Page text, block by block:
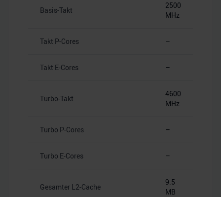
Basis-Takt
2500
MHz
Takt P-Cores –
Takt E-Cores –
Turbo-Takt
4600
MHz
Turbo P-Cores –
Turbo E-Cores –
Gesamter L2-Cache
9.5
MB